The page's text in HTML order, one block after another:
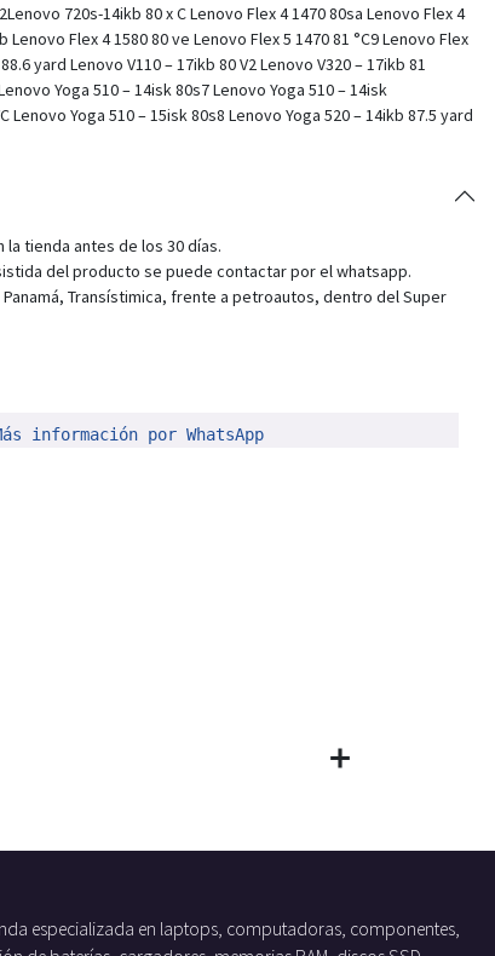
720s-14ikb 80 x C Lenovo Flex 4 1470 80sa Lenovo Flex 4
Lenovo Flex 4 1580 80 ve Lenovo Flex 5 1470 81 °C9 Lenovo Flex
yard Lenovo V110 – 17ikb 80 V2 Lenovo V320 – 17ikb 81
Yoga 510 – 14isk 80s7 Lenovo Yoga 510 – 14isk
Lenovo Yoga 510 – 15isk 80s8 Lenovo Yoga 520 – 14ikb 87.5 yard
tienda antes de los 30 días.
del producto se puede contactar por el whatsapp.
Transístimica, frente a petroautos, dentro del Super
información por WhatsApp
especializada en laptops, computadoras, componentes,